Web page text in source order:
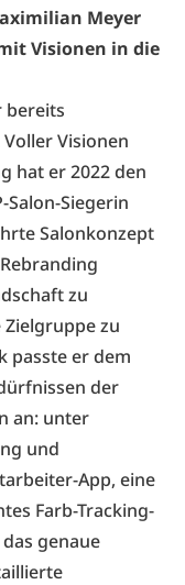
Meyer
Visionen in die
bereits
Visionen
hat er 2022 den
Salon-Siegerin
Salonkonzept
zu
zu
passte er dem
der
an: unter
und
App, eine
Farb-Tracking-
genaue